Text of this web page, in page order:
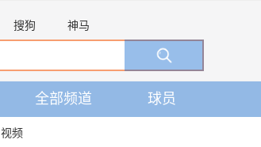
搜狗 神马
全部频道 球员
视频